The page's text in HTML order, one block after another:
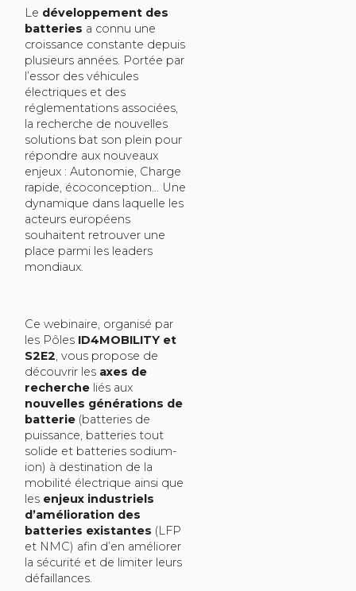
Le développement des
batteries a connu une
croissance constante depuis
plusieurs années. Portée par
l’essor des véhicules
électriques et des
réglementations associées,
la recherche de nouvelles
solutions bat son plein pour
répondre aux nouveaux
enjeux : Autonomie, Charge
rapide, écoconception... Une
dynamique dans laquelle les
acteurs européens
souhaitent retrouver une
place parmi les leaders
mondiaux.
Ce webinaire, organisé par
les Pôles ID4MOBILITY et
S2E2, vous propose de
découvrir les axes de
recherche liés aux
nouvelles générations de
batterie (batteries de
puissance, batteries tout
solide et batteries sodium-
ion) à destination de la
mobilité électrique ainsi que
les enjeux industriels
d’amélioration des
batteries existantes (LFP
et NMC) afin d’en améliorer
la sécurité et de limiter leurs
défaillances.